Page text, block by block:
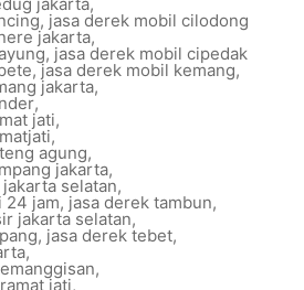
, jasa derek mobil cilodong
jakarta,
, jasa derek mobil cipedak
,jasa derek mobil kemang,
jakarta,
,
jati,
,
agung,
jakarta,
selatan,
24 jam, jasa derek tambun,
jakarta selatan,
, jasa derek tebet,
,
,
jati,